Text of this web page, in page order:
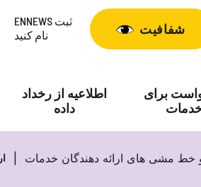
ENNEWS ثبت
نام کنید
شفافیت
اطلاعیه از رخداد
داده
برای
خط مشی های ارائه دهندگان خدمات